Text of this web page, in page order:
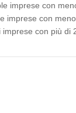
imprese con
imprese con
con più di